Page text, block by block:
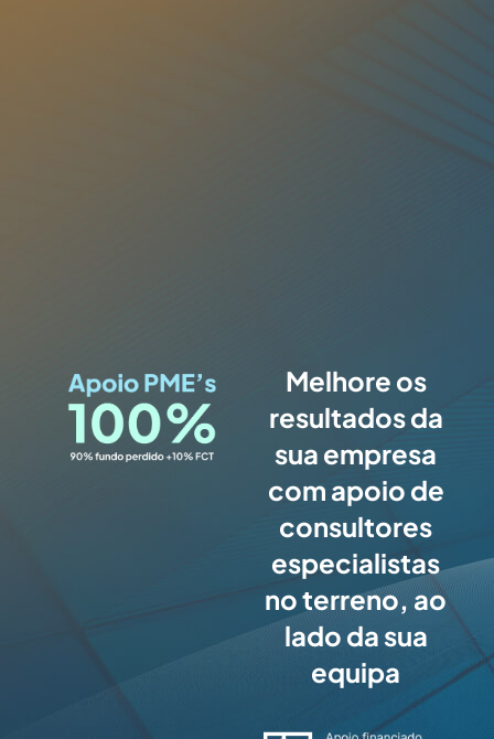
Melhore os
resultados da
sua empresa
com apoio de
consultores
especialistas
no terreno, ao
lado da sua
equipa